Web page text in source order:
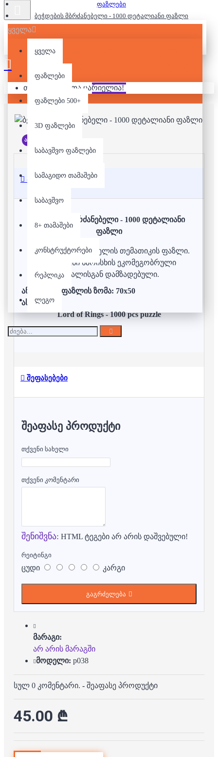
ყველა
ყველა
ფაზლები
ფაზლები 500+
3D ფაზლები
საბავშვო ფაზლები
სამაგიდო თამაშები
საბავშვო
8+ თამაშები
კონსტრუქტორები
რეპლიკა
ლეგო
თქვენი კალათა ცარიელია!
ფაზლები
ბეჭდების მბრძანებელი - 1000 დეტალიანი ფაზლი
ᲑᲔᲭᲓᲔᲑᲘᲡ ᲛᲑᲠᲫᲐᲜᲔᲑᲔᲚᲘ -
1000 ᲓᲔᲢᲐᲚᲘᲐᲜᲘ ᲤᲐᲖᲚᲘ
არ არის მარაგში
აღწერა
ბეჭდების მბრძანებელი - 1000 დეტალიანი
ფაზლი
ბეჭდების მბრძანებელის თემათიკის ფაზლი.
უმაღლესი ხარისხის ეკომეგობრული
მასალისგან დამზადებული.
აწყობილი ფაზლის ზომა: 70x50
ასაკი: 12+
Lord of Rings - 1000 pcs puzzle
შეფასებები
ᲨᲔᲐᲤᲐᲡᲔ ᲞᲠᲝᲓᲣᲥᲢᲘ
თქვენი სახელი
თქვენი კომენტარი
შენიშვნა: HTML ტეგები არ არის დაშვებული!
რეიტინგი
ცუდი კარგი
გაგრძელება
მარაგი:
არ არის მარაგში
მოდელი: p038
სულ 0 კომენტარი. - შეაფასე პროდუქტი
45.00 ₾